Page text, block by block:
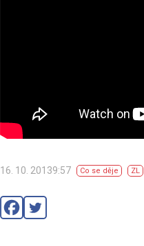
16. 10. 20139:57 Co se děje ZL